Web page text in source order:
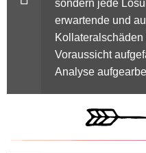
sondern jede
erwartende und
Voraussicht
Analyse